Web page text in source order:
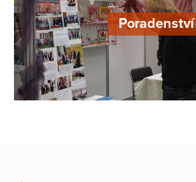
Poradenství